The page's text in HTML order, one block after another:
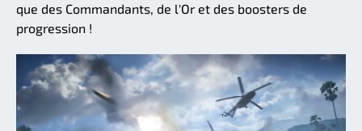
que des Commandants, de l'Or et des boosters de
progression !